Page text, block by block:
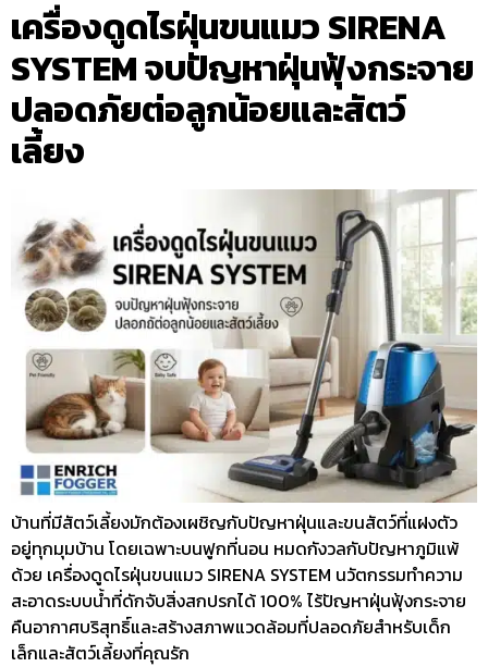
เครื่องดูดไรฝุ่นขนแมว SIRENA
SYSTEM จบปัญหาฝุ่นฟุ้งกระจาย
ปลอดภัยต่อลูกน้อยและสัตว์
เลี้ยง
บ้านที่มีสัตว์เลี้ยงมักต้องเผชิญกับปัญหาฝุ่นและขนสัตว์ที่แฝงตัว
อยู่ทุกมุมบ้าน โดยเฉพาะบนฟูกที่นอน หมดกังวลกับปัญหาภูมิแพ้
ด้วย เครื่องดูดไรฝุ่นขนแมว SIRENA SYSTEM นวัตกรรมทำความ
สะอาดระบบน้ำที่ดักจับสิ่งสกปรกได้ 100% ไร้ปัญหาฝุ่นฟุ้งกระจาย
คืนอากาศบริสุทธิ์และสร้างสภาพแวดล้อมที่ปลอดภัยสำหรับเด็ก
เล็กและสัตว์เลี้ยงที่คุณรัก